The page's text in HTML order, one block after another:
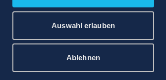
Auswahl erlauben
Ablehnen